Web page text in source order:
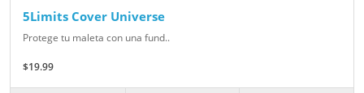
5Limits Cover Universe
Protege tu maleta con una fund..
$19.99